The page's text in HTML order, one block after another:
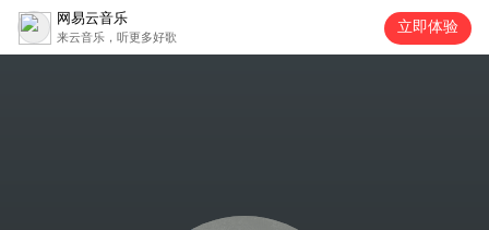
网易云音乐
来云音乐，听更多好歌
立即体验